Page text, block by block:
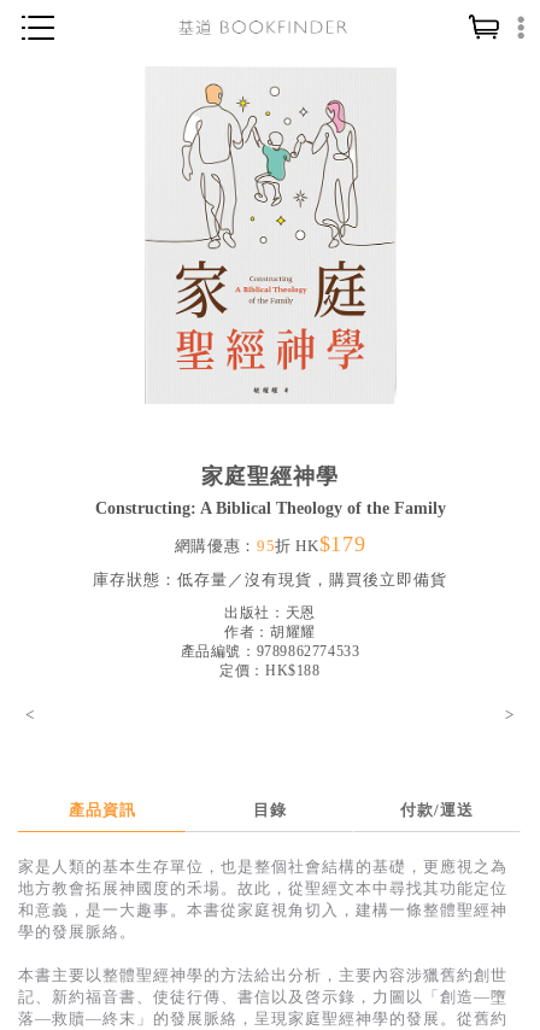
讀經／研經
靈修／禱告
哲學／宗教比較
得獎作品推介
暢銷榜
中文二手書
精選英文書
家庭聖經神學
Constructing: A Biblical Theology of the Family
網購優惠： 95折 HK$179
庫存狀態： 低存量／沒有現貨，購買後立即備貨
出版社： 天恩
作者： 胡耀耀
產品編號：9789862774533
定價：HK$188
< >
產品資訊 目錄 付款/運送
家是人類的基本生存單位，也是整個社會結構的基礎，更應視之為
地方教會拓展神國度的禾場。故此，從聖經文本中尋找其功能定位
和意義，是一大趣事。本書從家庭視角切入，建構一條整體聖經神
學的發展脈絡。
本書主要以整體聖經神學的方法給出分析，主要內容涉獵舊約創世
記、新約福音書、使徒行傳、書信以及啓示錄，力圖以「創造―墮
落―救贖―終末」的發展脈絡，呈現家庭聖經神學的發展。從舊約